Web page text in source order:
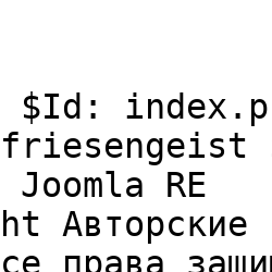
$Id:
friesengeist
Joomla RE
Авторские
права